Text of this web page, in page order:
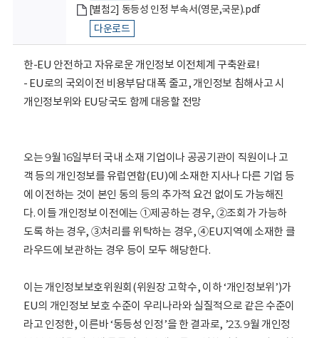
[별첨2] 동등성 인정 부속서(영문,국문).pdf
다운로드
한-EU 안전하고 자유로운 개인정보 이전체계 구축완료!
- EU로의 국외이전 비용부담 대폭 줄고, 개인정보 침해사고 시
개인정보위와 EU당국도 함께 대응할 전망
오는 9월 16일부터 국내 소재 기업이나 공공기관이 직원이나 고
객 등의 개인정보를 유럽연합(EU)에 소재한 지사나 다른 기업 등
에 이전하는 것이 본인 동의 등의 추가적 요건 없이도 가능해진
다. 이들 개인정보 이전에는 ①제공하는 경우, ②조회가 가능하
도록 하는 경우, ③처리를 위탁하는 경우, ④EU지역에 소재한 클
라우드에 보관하는 경우 등이 모두 해당한다.
이는 개인정보보호위원회(위원장 고학수, 이하 ‘개인정보위’)가
EU의 개인정보 보호 수준이 우리나라와 실질적으로 같은 수준이
라고 인정한, 이른바 ‘동등성 인정’을 한 결과로, ’23. 9월 개인정